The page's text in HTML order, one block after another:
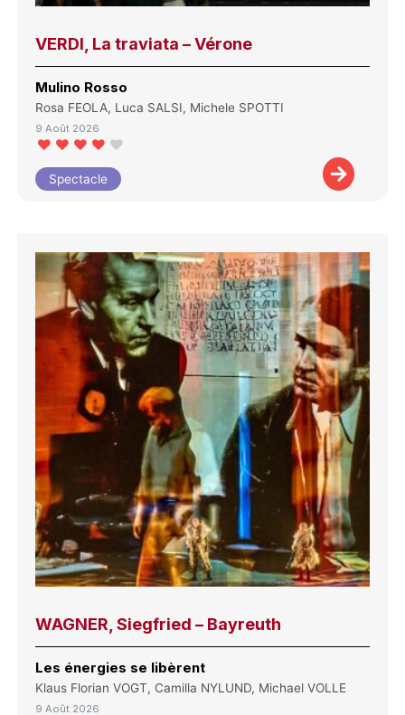
VERDI, La traviata – Vérone
Mulino Rosso
Rosa FEOLA, Luca SALSI, Michele SPOTTI
9 Août 2026
Spectacle
WAGNER, Siegfried – Bayreuth
Les énergies se libèrent
Klaus Florian VOGT, Camilla NYLUND, Michael VOLLE
9 Août 2026